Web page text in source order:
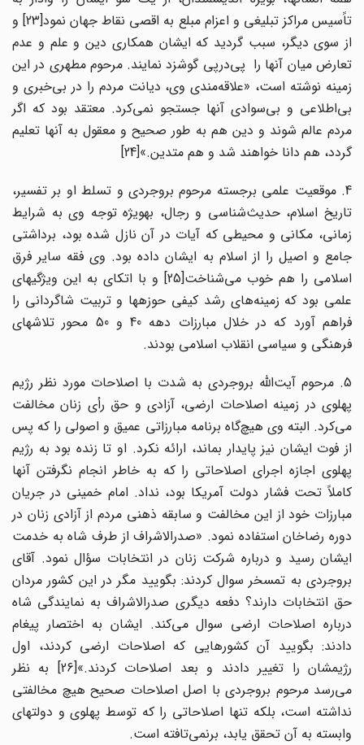
تاًسیس مراکز تبلیغی و اعزام مبلع به اقصی نقاط جهان نمود[23] و
از سوی دیگر، سبب گردید که ایشان همکاری دین و علم و عدم
تعارض میان آنها را پی‌در‌پی گوشزد نمایند. مرحوم مطهری در این
زمینه نوشته است، «علاقه‌مندی وی، دیانت مردم را در بی‌خبری و
بی‌اطلاعی و بی‌سوادی آنها جستجو نمی‌کرد. معتقد بود که اگر
مردم عالم شوند و دین هم به طور صحیح و معقول به آنها تعلیم
گردد، هم دانا خواهند شد و هم متدین.»[24]
4. موقعیت علمی برجسته مرحوم بروجردی و تسلط او بر تفسیر،
تاریخ اسلام، حدیث‌شناسی و رجال، به‎ویژه توجه وی به شرایط
زمانی، مکانی و محیطی که آیات در آن نازل شده بود، برداشتی
جامع و اصیل را از اسلام به ایشان داده بود. وی فقه سایر فرق
اسلامی را هم خوب می‌شناخت[25] و با اتکای به این ویژگیهای
علمی بود که زمینه‌های رشد کیفی حوزهها و تربیت شاگردانی را
فراهم آورد که در خلال مبارزات دهه 40 و 50 محور تلاشهای
فرهنگی و سیاسی انقلاب اسلامی بودند.
5. مرحوم آیت‌الله بروجردی به شدت با اصلاحات مورد نظر رژیم
پهلوی در زمینه اصلاحات ارضی، آزادی و حق رأی زنان مخالفت
می‌کرد. البته وی هیچ‌گاه برنامه مبارزاتی عمیق و اصولی را که پس
از فوت ایشان نیز پایدار بماند، ارائه نکرد. او تا زنده بود به رژیم
پهلوی اجازه اجرای اصلاحاتی را که به خاطر انجام نگرفتن آنها
کاملاً تحت فشار دولت آمریکا بود، نداد. امام خمینی در جریان
مبارزات خود از این مخالفت و سابقه ذهنی مردم از آزادی زنان در
دوره رضاخان استفاده نمود. «صدرالاشراف از طرف شاه به خدمت
ایشان رسید و درباره شرکت زنان در انتخابات سؤال نمود. آقای
بروجردی به تمسخر سوال کردند: بگویید مگر در این کشور مردان
حق انتخابات دارند؟ دفعه دیگری صدرالاشراف به نمایندگی شاه
درباره اصلاحات ارضی سوال می‌کند. ایشان به اختصار پیغام
دادند: بگویید آن کشورهایی که اصلاحات ارضی کردند، اول
رژیمشان را تغییر دادند و بعد اصلاحات کردند.»[26] به نظر
می‌رسد مرحوم بروجردی با اصل اصلاحات صحیح هیچ مخالفتی
نداشته است، بلکه تنها اصلاحاتی را که توسط پهلوی و دولتهای
وابسته به آن تحقق یابد، برنمی‌تافته است.